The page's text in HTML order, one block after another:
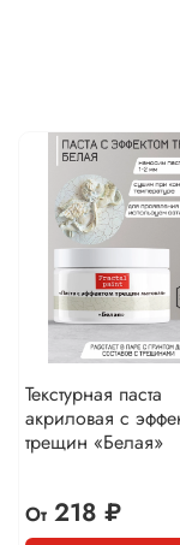
Текстурная паста
акриловая с
трещин «Белая»
От218 ₽